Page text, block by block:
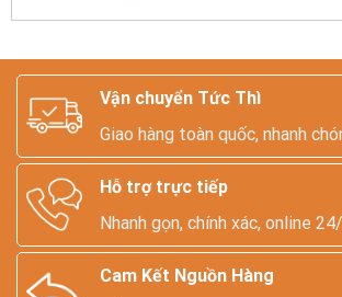
Vận chuyển Tức Thì
Giao hàng toàn quốc, nhanh
Hỗ trợ trực tiếp
Nhanh gọn, chính xác, online
Cam Kết Nguồn Hàng